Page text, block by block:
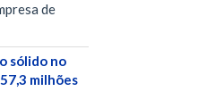
de
sólido no
milhões